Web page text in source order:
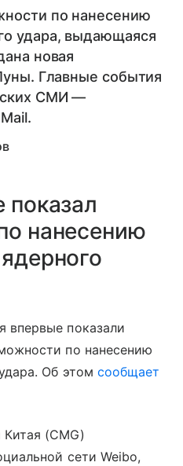
по нанесению
удара, выдающаяся
новая
Главные события
СМИ —
показал
нанесению
впервые показали
по нанесению
Об этом сообщает
(CMG)
сети Weibo,